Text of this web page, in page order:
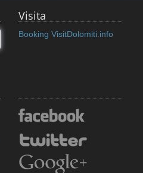
Visita
Booking VisitDolomiti.info